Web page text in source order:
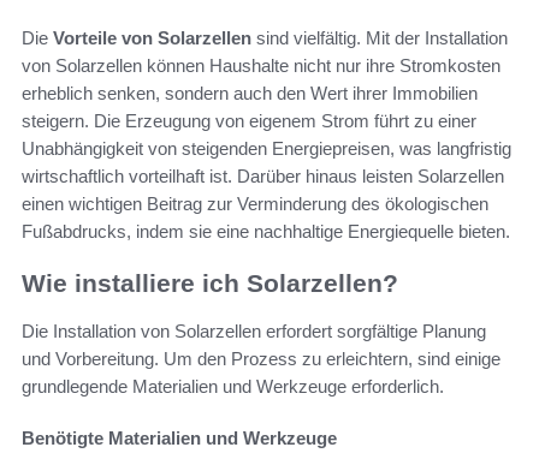
Die Vorteile von Solarzellen sind vielfältig. Mit der Installation
von Solarzellen können Haushalte nicht nur ihre Stromkosten
erheblich senken, sondern auch den Wert ihrer Immobilien
steigern. Die Erzeugung von eigenem Strom führt zu einer
Unabhängigkeit von steigenden Energiepreisen, was langfristig
wirtschaftlich vorteilhaft ist. Darüber hinaus leisten Solarzellen
einen wichtigen Beitrag zur Verminderung des ökologischen
Fußabdrucks, indem sie eine nachhaltige Energiequelle bieten.
Wie installiere ich Solarzellen?
Die Installation von Solarzellen erfordert sorgfältige Planung
und Vorbereitung. Um den Prozess zu erleichtern, sind einige
grundlegende Materialien und Werkzeuge erforderlich.
Benötigte Materialien und Werkzeuge